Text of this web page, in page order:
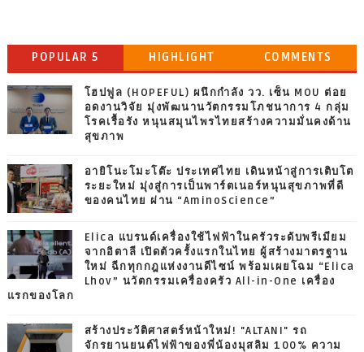
POPULAR 5 HIGHLIGHT COMMENTS
โฮปฟูล (HOPEFUL) ผนึกกำลัง วว. เซ็น MOU ต่อย
อดงานวิจัย มุ่งพัฒนานวัตกรรมโภชนาการ 4 กลุ่ม
โรคเรื้อรัง หนุนสมุนไพรไทยสร้างความมั่นคงด้าน
สุขภาพ
อายิโนะโมะโต๊ะ ประเทศไทย เดินหน้าสู่การเติบโต
ระยะใหม่ มุ่งสู่การเป็นพาร์ตเนอร์หนุนสุขภาพที่ดี
ของคนไทย ผ่าน “AminoScience”
Elica แบรนด์เครื่องใช้ไฟฟ้าในครัวระดับพรีเมียม
จากอิตาลี เปิดตัวครั้งแรกในไทย ผู้สร้างมาตรฐาน
ใหม่ ฉีกทุกกฎแห่งงานดีไซน์ พร้อมเผยโฉม “Elica
Lhov” นวัตกรรมเครื่องครัว All-in-One เครื่อง
แรกของโลก
สร้างประวัติศาสตร์หน้าใหม่! "ALTANI" รถ
จักรยานยนต์ไฟฟ้าของพี่น้องมุสลิม 100% ความ